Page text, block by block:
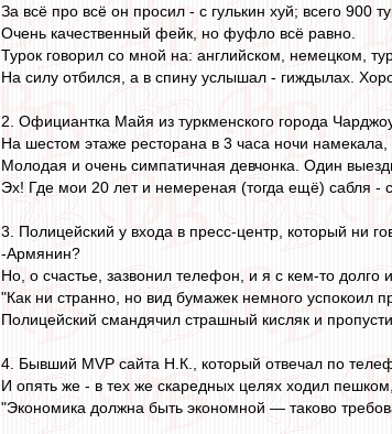
За всё про всё он просил - с гулькин хуй; всего 900
Очень качественный фейк, но фуфло всё равно.
Турок говорил со мной на: английском, немецком,
На силу отбился, а в спину услышал - гиждылах.
2. Официантка Майя из туркменского города
На шестом этаже ресторана в 3 часа ночи намекала,
Молодая и очень симпатичная девчонка. Один
Эх! Где мои 20 лет и немереная (тогда ещё) сабля -
3. Полицейский у входа в пресс-центр, который ни
-Армянин?
Но, о счастье, зазвонил телефон, и я с кем-то долго
"Как ни странно, но вид бумажек немного успокоил
Полицейский смандячил страшный кисляк и
4. Бывший MVP сайта Н.К., который отвечал по
И опять же - в тех же скаредных целях ходил
"Экономика должна быть экономной — таково